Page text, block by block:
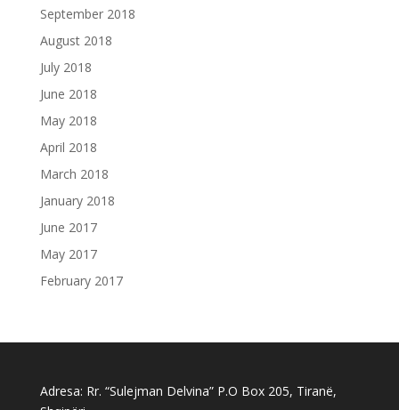
September 2018
August 2018
July 2018
June 2018
May 2018
April 2018
March 2018
January 2018
June 2017
May 2017
February 2017
Adresa: Rr. “Sulejman Delvina” P.O Box 205, Tiranë,